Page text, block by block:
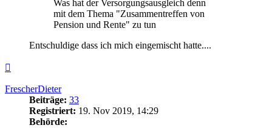
Was hat der Versorgungsausgleich denn
mit dem Thema "Zusammentreffen von
Pension und Rente" zu tun
Entschuldige dass ich mich eingemischt hatte....
FrescherDieter
Beiträge: 33
Registriert: 19. Nov 2019, 14:29
Behörde: